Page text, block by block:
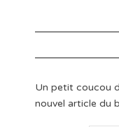
Un petit coucou
nouvel article du